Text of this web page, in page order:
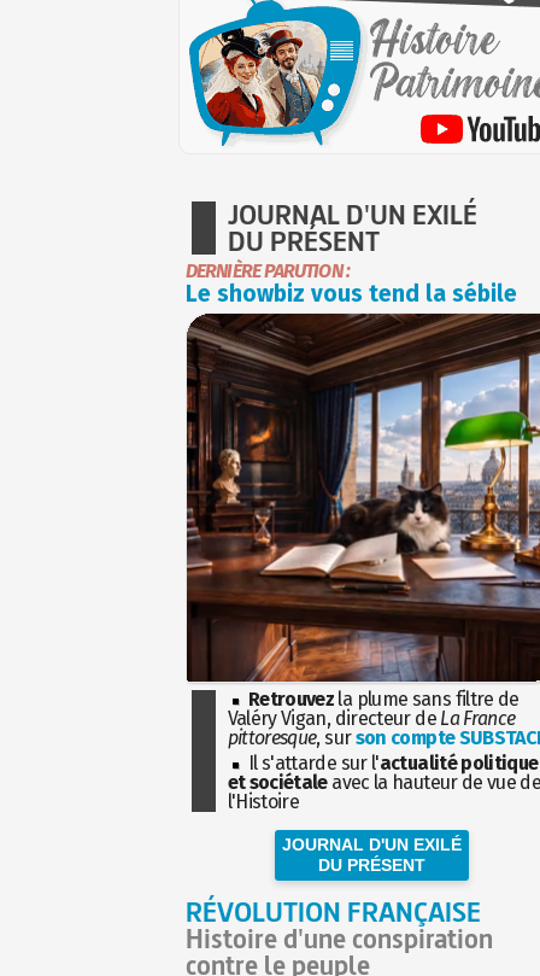
JOURNAL D'UN EXILÉ
DU PRÉSENT
DERNIÈRE PARUTION :
Le showbiz vous tend la sébile
Retrouvez la plume sans filtre de
Valéry Vigan, directeur de La France
pittoresque, surson compte
Il s'attarde sur l'actualité politique
et sociétaleavec la hauteur de vue
l'Histoire
JOURNAL D'UN EXILÉ
DU PRÉSENT
RÉVOLUTION FRANÇAISE
Histoire d'une conspiration
contre le peuple